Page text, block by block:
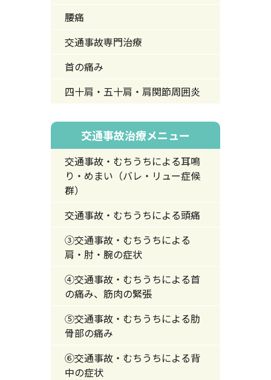
腰痛
交通事故専門治療
首の痛み
四十肩・五十肩・肩関節周囲炎
交通事故治療メニュー
交通事故・むちうちによる耳鳴
り・めまい（バレ・リュー症候
群）
交通事故・むちうちによる頭痛
③交通事故・むちうちによる
肩・肘・腕の症状
④交通事故・むちうちによる首
の痛み、筋肉の緊張
⑤交通事故・むちうちによる肋
骨部の痛み
⑥交通事故・むちうちによる背
中の症状